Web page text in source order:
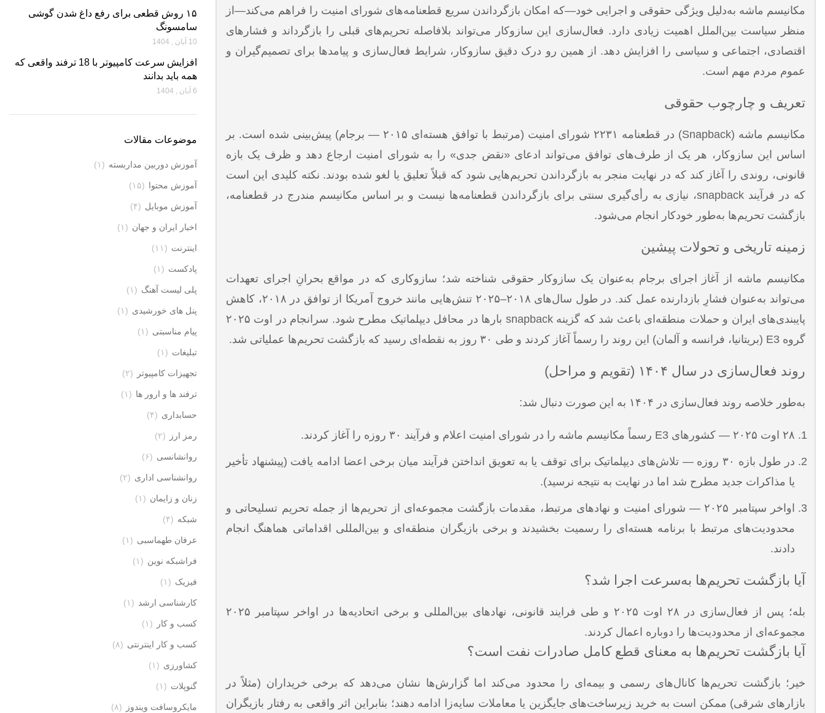
مکانیسم ماشه به‌دلیل ویژگی حقوقی و اجرایی خود—که امکان بازگرداندن سریع قطعنامه‌های شورای امنیت را فراهم می‌کند—از
منظر سیاست بین‌الملل اهمیت زیادی دارد. فعال‌سازی این سازوکار می‌تواند بلافاصله تحریم‌های قبلی را بازگرداند و فشارهای
اقتصادی، اجتماعی و سیاسی را افزایش دهد. از همین رو درک دقیق سازوکار، شرایط فعال‌سازی و پیامدها برای تصمیم‌گیران و
عموم مردم مهم است.
تعریف و چارچوب حقوقی
مکانیسم ماشه
(Snapback) در قطعنامه ۲۲۳۱ شورای امنیت (مرتبط با توافق هسته‌ای ۲۰۱۵ — برجام) پیش‌بینی شده است. بر
اساس این سازوکار، هر یک از طرف‌های توافق می‌تواند ادعای «نقض جدی» را به شورای امنیت ارجاع دهد و ظرف یک بازه
قانونی، روندی را آغاز کند که در نهایت منجر به بازگرداندن تحریم‌هایی شود که قبلاً تعلیق یا لغو شده بودند. نکته کلیدی این است
که در فرآیند snapback، نیازی به رأی‌گیری سنتی برای بازگرداندن قطعنامه‌ها نیست و بر اساس مکانیسم مندرج در قطعنامه،
بازگشت تحریم‌ها به‌طور خودکار انجام می‌شود.
زمینه تاریخی و تحولات پیشین
مکانیسم ماشه از آغاز اجرای برجام به‌عنوان یک سازوکار حقوقی شناخته شد؛ سازوکاری که در مواقع بحرانِ اجرای تعهدات
می‌تواند به‌عنوان فشارِ بازدارنده عمل کند. در طول سال‌های ۲۰۱۸–۲۰۲۵ تنش‌هایی مانند خروج آمریکا از توافق در ۲۰۱۸، کاهش
پایبندی‌های ایران و حملات منطقه‌ای باعث شد که گزینه snapback بارها در محافل دیپلماتیک مطرح شود. سرانجام در اوت ۲۰۲۵
گروه E3 (بریتانیا، فرانسه و آلمان) این روند را رسماً آغاز کردند و طی ۳۰ روز به نقطه‌ای رسید که بازگشت تحریم‌ها عملیاتی شد.
روند فعال‌سازی در سال ۱۴۰۴ (تقویم و مراحل)
به‌طور خلاصه روند فعال‌سازی در ۱۴۰۴ به این صورت دنبال شد:
۲۸ اوت ۲۰۲۵ — کشورهای E3 رسماً مکانیسم ماشه را در شورای امنیت اعلام و فرآیند ۳۰ روزه را آغاز کردند.
در طول بازه ۳۰ روزه — تلاش‌های دیپلماتیک برای توقف یا به تعویق انداختن فرآیند میان برخی اعضا ادامه یافت (پیشنهاد تأخیر
یا مذاکرات جدید مطرح شد اما در نهایت به نتیجه نرسید).
اواخر سپتامبر ۲۰۲۵ — شورای امنیت و نهادهای مرتبط، مقدمات بازگشت مجموعه‌ای از تحریم‌ها از جمله تحریم تسلیحاتی و
محدودیت‌های مرتبط با برنامه هسته‌ای را رسمیت بخشیدند و برخی بازیگران منطقه‌ای و بین‌المللی اقداماتی هماهنگ انجام
دادند.
آیا بازگشت تحریم‌ها به‌سرعت اجرا شد؟
بله؛ پس از فعال‌سازی در ۲۸ اوت ۲۰۲۵ و طی فرایند قانونی، نهادهای بین‌المللی و برخی اتحادیه‌ها در اواخر سپتامبر ۲۰۲۵
مجموعه‌ای از محدودیت‌ها را دوباره اعمال کردند.
آیا بازگشت تحریم‌ها به معنای قطع کامل صادرات نفت است؟
خیر؛ بازگشت تحریم‌ها کانال‌های رسمی و بیمه‌ای را محدود می‌کند اما گزارش‌ها نشان می‌دهد که برخی خریداران (مثلاً در
بازارهای شرقی) ممکن است به خرید زیرساخت‌های جایگزین یا معاملات سایه‌زا ادامه دهند؛ بنابراین اثر واقعی به رفتار بازیگران
۱۵ روش قطعی برای رفع داغ شدن گوشی
سامسونگ
10 آبان , 1404
افزایش سرعت کامپیوتر با 18 ترفند واقعی که
همه باید بدانند
6 آبان , 1404
موضوعات مقالات
آموزش دوربین مداربسته (۱)
آموزش محتوا (۱۵)
آموزش موبایل (۴)
اخبار ایران و جهان (۱)
اینترنت (۱۱)
پادکست (۱)
پلی لیست آهنگ (۱)
پنل های خورشیدی (۱)
پیام مناسبتی (۱)
تبلیغات (۱)
تجهیزات کامپیوتر (۲)
ترفند ها و ارور ها (۱)
حسابداری (۴)
رمز ارز (۲)
روانشانسی (۶)
روانشناسی اداری (۲)
زنان و زایمان (۱)
شبکه (۴)
عرفان طهماسبی (۱)
فراشبکه نوین (۱)
فیزیک (۱)
کارشناسی ارشد (۱)
کسب و کار (۱)
کسب و کار اینترنتی (۸)
کشاورزی (۱)
گنوپلات (۱)
مایکروسافت ویندوز (۸)